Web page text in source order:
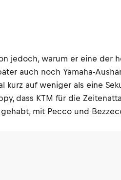
jedoch, warum er eine der
auch noch Yamaha-
kurz auf weniger als eine
dass KTM für die
mit Pecco und